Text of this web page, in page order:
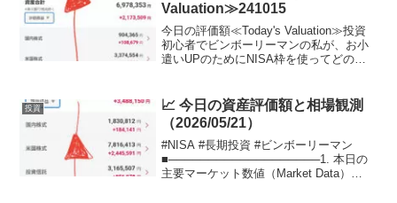
Valuation≫241015
今日の評価額≪Today's Valuation≫投資
初心者でビンボーリーマンの私が、お小
遣いUPのためにNISA枠を使ってどの銘
えていれば、少なからず長期投資を始め
る...
投資
📈 今日の資産評価額と相場観測
（2026/05/21）
#NISA #長期投資 #ビンボーリーマン
■───────────────────1. 本日の
主要マーケット数値（Market Data）